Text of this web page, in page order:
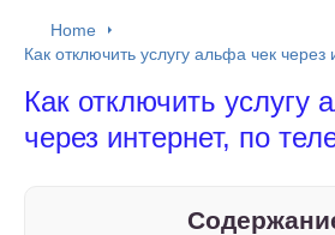
Home
Как отключить услугу альфа чек
Как отключить услугу
через интернет, по